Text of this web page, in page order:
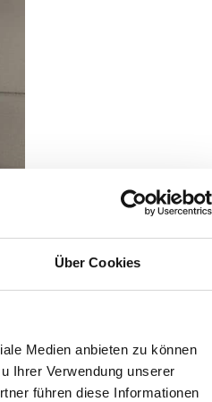
Über Cookies
Medien anbieten zu können
Ihrer Verwendung unserer
führen diese Informationen